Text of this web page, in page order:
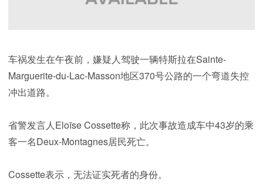
车祸发生在午夜前，嫌疑人驾驶一辆特斯拉在Sainte-
Marguerite-du-Lac-Masson地区370号公路的一个弯道失控
冲出道路。
省警发言人Eloïse Cossette称，此次事故造成车中43岁的乘
客一名Deux-Montagnes居民死亡。
Cossette表示，无法证实死者的身份。